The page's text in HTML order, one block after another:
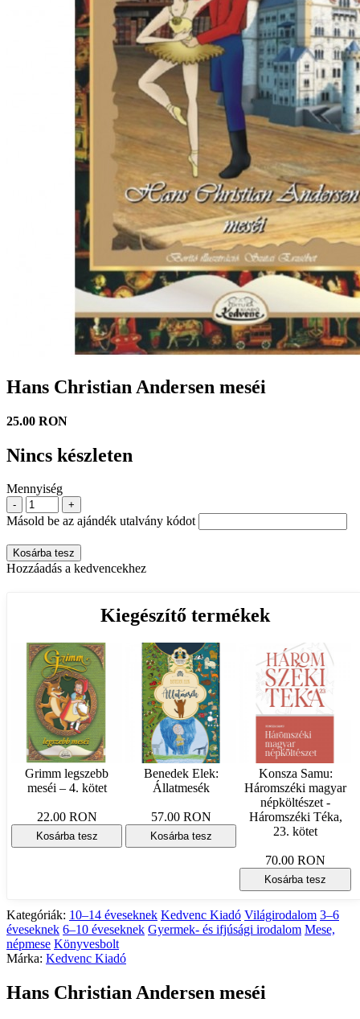
Hans Christian Andersen meséi
25.00 RON
Nincs készleten
Mennyiség
- +
Másold be az ajándék utalvány kódot
Kosárba tesz
Hozzáadás a kedvencekhez
Kiegészítő termékek
Grimm legszebb
meséi – 4. kötet
22.00 RON
Kosárba tesz
Benedek Elek:
Állatmesék
57.00 RON
Kosárba tesz
Konsza Samu:
Háromszéki magyar
népköltészet -
Háromszéki Téka,
23. kötet
70.00 RON
Kosárba tesz
Kategóriák: 10–14 éveseknek Kedvenc Kiadó Világirodalom 3–6
éveseknek 6–10 éveseknek Gyermek- és ifjúsági irodalom Mese,
népmese Könyvesbolt
Márka: Kedvenc Kiadó
Hans Christian Andersen meséi